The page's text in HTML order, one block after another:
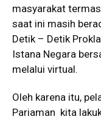
masyarakat
saat ini masih
Detik – Detik
Istana Negara
melalui virtual.
Oleh karena itu,
Pariaman kita